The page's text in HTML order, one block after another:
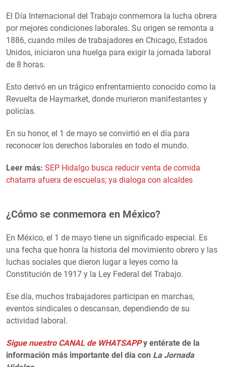
El Día Internacional del Trabajo conmemora la lucha obrera
por mejores condiciones laborales. Su origen se remonta a
1886, cuando miles de trabajadores en Chicago, Estados
Unidos, iniciaron una huelga para exigir la jornada laboral
de 8 horas.
Esto derivó en un trágico enfrentamiento conocido como la
Revuelta de Haymarket, donde murieron manifestantes y
policías.
En su honor, el 1 de mayo se convirtió en el día para
reconocer los derechos laborales en todo el mundo.
Leer más: SEP Hidalgo busca reducir venta de comida
chatarra afuera de escuelas; ya dialoga con alcaldes
¿Cómo se conmemora en México?
En México, el 1 de mayo tiene un significado especial. Es
una fecha que honra la historia del movimiento obrero y las
luchas sociales que dieron lugar a leyes como la
Constitución de 1917 y la Ley Federal del Trabajo.
Ese día, muchos trabajadores participan en marchas,
eventos sindicales o descansan, dependiendo de su
actividad laboral.
Sigue nuestro CANAL de WHATSAPPy entérate de la
información más importante del día con La Jornada